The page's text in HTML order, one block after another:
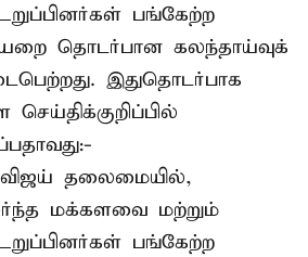
பங்கேற்ற
தொடர்பான கலந்தாய்வுக்
இதுதொடர்பாக
செய்திக்குறிப்பில்
தலைமையில்,
மக்களவை மற்றும்
பங்கேற்ற